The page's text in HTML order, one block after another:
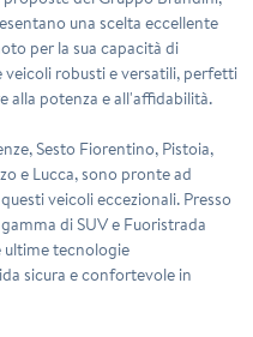
una scelta eccellente
per la sua capacità di
robusti e versatili, perfetti
alla potenza e all'affidabilità.
Sesto Fiorentino, Pistoia,
e Lucca, sono pronte ad
veicoli eccezionali. Presso
di SUV e Fuoristrada
ultime tecnologie
sicura e confortevole in